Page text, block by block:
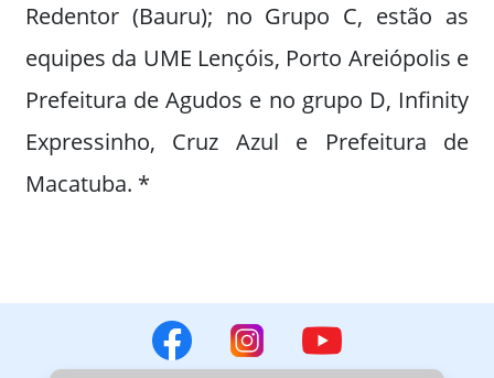
Redentor (Bauru); no Grupo C, estão as
equipes da UME Lençóis, Porto Areiópolis e
Prefeitura de Agudos e no grupo D, Infinity
Expressinho, Cruz Azul e Prefeitura de
Macatuba. *